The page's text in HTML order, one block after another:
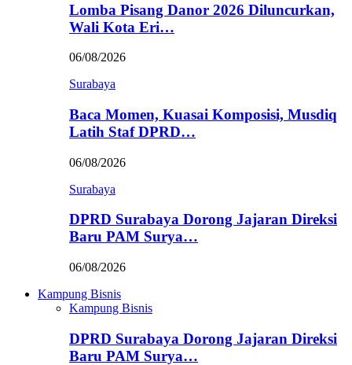
Lomba Pisang Danor 2026 Diluncurkan,
Wali Kota Eri…
06/08/2026
Surabaya
Baca Momen, Kuasai Komposisi, Musdiq
Latih Staf DPRD…
06/08/2026
Surabaya
DPRD Surabaya Dorong Jajaran Direksi
Baru PAM Surya…
06/08/2026
Kampung Bisnis
Kampung Bisnis
DPRD Surabaya Dorong Jajaran Direksi
Baru PAM Surya…